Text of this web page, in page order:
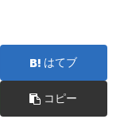
はてブ
コピー